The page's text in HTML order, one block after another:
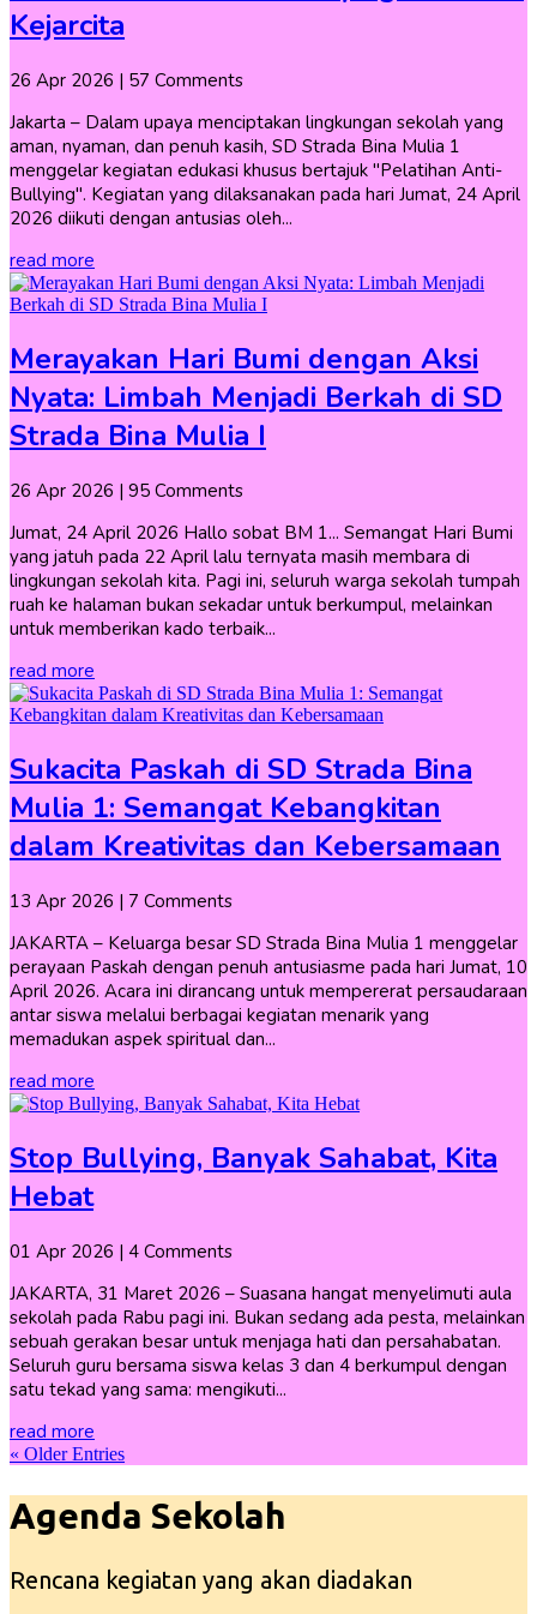
Kejarcita
26 Apr 2026 | 57 Comments
Jakarta – Dalam upaya menciptakan lingkungan sekolah yang
aman, nyaman, dan penuh kasih, SD Strada Bina Mulia 1
menggelar kegiatan edukasi khusus bertajuk "Pelatihan Anti-
Bullying". Kegiatan yang dilaksanakan pada hari Jumat, 24 April
2026 diikuti dengan antusias oleh...
read more
Merayakan Hari Bumi dengan Aksi
Nyata: Limbah Menjadi Berkah di SD
Strada Bina Mulia I
26 Apr 2026 | 95 Comments
Jumat, 24 April 2026 Hallo sobat BM 1... Semangat Hari Bumi
yang jatuh pada 22 April lalu ternyata masih membara di
lingkungan sekolah kita. Pagi ini, seluruh warga sekolah tumpah
ruah ke halaman bukan sekadar untuk berkumpul, melainkan
untuk memberikan kado terbaik...
read more
Sukacita Paskah di SD Strada Bina
Mulia 1: Semangat Kebangkitan
dalam Kreativitas dan Kebersamaan
13 Apr 2026 | 7 Comments
JAKARTA – Keluarga besar SD Strada Bina Mulia 1 menggelar
perayaan Paskah dengan penuh antusiasme pada hari Jumat, 10
April 2026. Acara ini dirancang untuk mempererat persaudaraan
antar siswa melalui berbagai kegiatan menarik yang
memadukan aspek spiritual dan...
read more
Stop Bullying, Banyak Sahabat, Kita
Hebat
01 Apr 2026 | 4 Comments
JAKARTA, 31 Maret 2026 – Suasana hangat menyelimuti aula
sekolah pada Rabu pagi ini. Bukan sedang ada pesta, melainkan
sebuah gerakan besar untuk menjaga hati dan persahabatan.
Seluruh guru bersama siswa kelas 3 dan 4 berkumpul dengan
satu tekad yang sama: mengikuti...
read more
« Older Entries
Agenda Sekolah
Rencana kegiatan yang akan diadakan